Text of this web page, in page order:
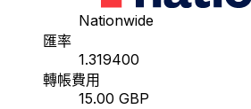
Nationwide
匯率
1.319400
轉帳費用
15.00 GBP